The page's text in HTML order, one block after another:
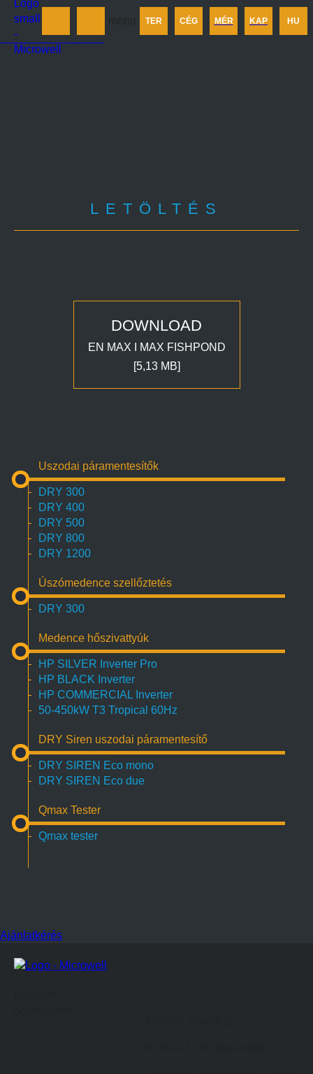
TER CÉG MÉR KAP HU
Termékek
Cégünkről
Méretezés Kapcsolat
LETÖLTÉS
DOWNLOAD
EN MAX I MAX FISHPOND
[5,13 MB]
Uszodai páramentesítők
DRY 300
DRY 400
DRY 500
DRY 800
DRY 1200
Úszómedence szellőztetés
DRY 300
Medence hőszivattyúk
HP SILVER Inverter Pro
HP BLACK Inverter
HP COMMERCIAL Inverter
50-450kW T3 Tropical 60Hz
DRY Siren uszodai páramentesítő
DRY SIREN Eco mono
DRY SIREN Eco due
Qmax Tester
Qmax tester
Ajánlatkérés